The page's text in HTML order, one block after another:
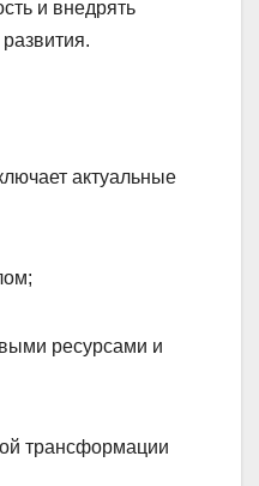
и внедрять
актуальные
ресурсами и
трансформации